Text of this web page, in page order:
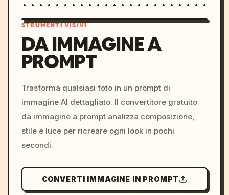
colors, 8k --v 6.0
STRUMENTI VISIVI
DA IMMAGINE A
PROMPT
Trasforma qualsiasi foto in un prompt di
immagine AI dettagliato. Il convertitore gratuito
da immagine a prompt analizza composizione,
stile e luce per ricreare ogni look in pochi
secondi.
CONVERTI IMMAGINE IN PROMPT